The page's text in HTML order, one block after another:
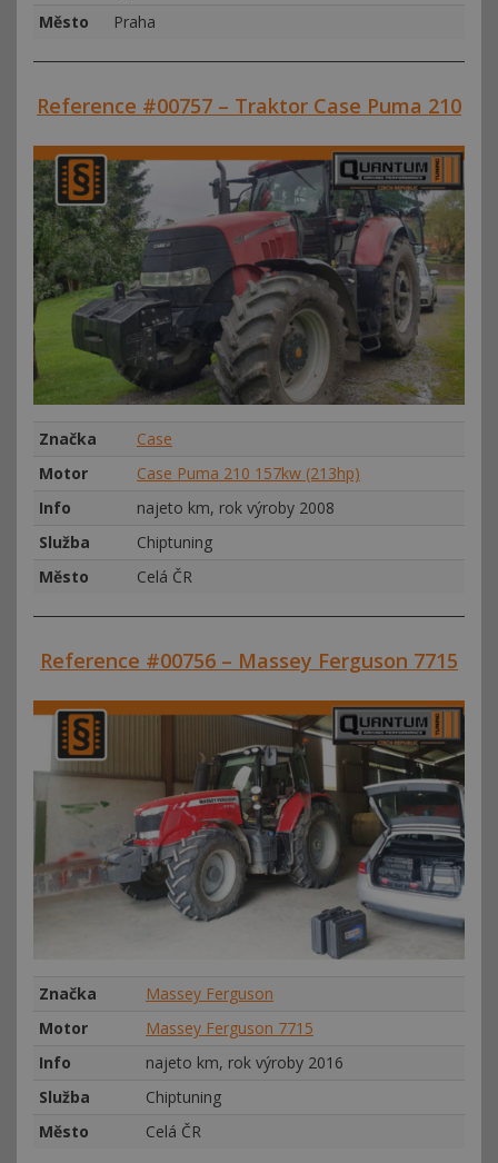
Město
Praha
Reference #00757 – Traktor Case Puma 210
Značka
Case
Motor
Case Puma 210 157kw (213hp)
Info
najeto km, rok výroby 2008
Služba
Chiptuning
Město
Celá ČR
Reference #00756 – Massey Ferguson 7715
Značka
Massey Ferguson
Motor
Massey Ferguson 7715
Info
najeto km, rok výroby 2016
Služba
Chiptuning
Město
Celá ČR